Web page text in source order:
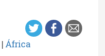
| África